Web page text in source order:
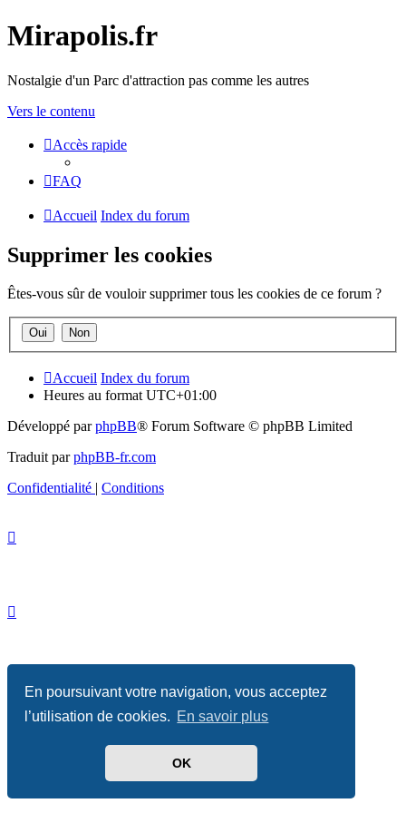
En poursuivant votre navigation, vous acceptez
l’utilisation de cookies. En savoir plus
OK
Mirapolis.fr
Nostalgie d'un Parc d'attraction pas comme les autres
Vers le contenu
Accès rapide
FAQ
Accueil Index du forum
Supprimer les cookies
Êtes-vous sûr de vouloir supprimer tous les cookies de ce forum ?
Accueil Index du forum
Heures au format UTC+01:00
Développé parphpBB® Forum Software © phpBB Limited
Traduit parphpBB-fr.com
Confidentialité | Conditions